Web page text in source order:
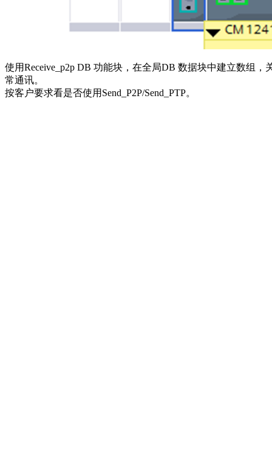
使用Receive_p2p DB 功能块，在全局DB 数据块中建立数组
常通讯。
按客户要求看是否使用Send_P2P/Send_PTP。